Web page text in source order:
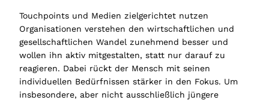
Touchpoints und Medien zielgerichtet nutzen
Organisationen verstehen den wirtschaftlichen und
gesellschaftlichen Wandel zunehmend besser und
wollen ihn aktiv mitgestalten, statt nur darauf zu
reagieren. Dabei rückt der Mensch mit seinen
individuellen Bedürfnissen stärker in den Fokus. Um
insbesondere, aber nicht ausschließlich jüngere